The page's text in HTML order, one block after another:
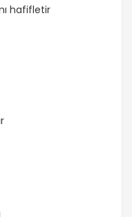
hafifletir